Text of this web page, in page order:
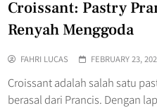
Croissant: Pastry
Renyah Menggoda
FAHRI LUCAS FEBRUARY 23,
Croissant adalah salah satu
berasal dari Prancis. Dengan